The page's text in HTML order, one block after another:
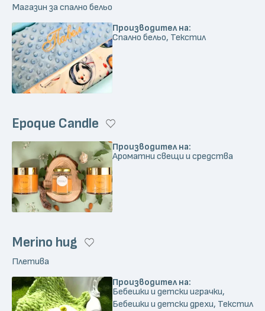
Магазин за спално бельо
Производител на:
Спално бельо, Текстил
Epoque Candle
Производител на:
Ароматни свещи и средства
Merino hug
Плетива
Производител на:
Бебешки и детски играчки,
Бебешки и детски дрехи, Текстил